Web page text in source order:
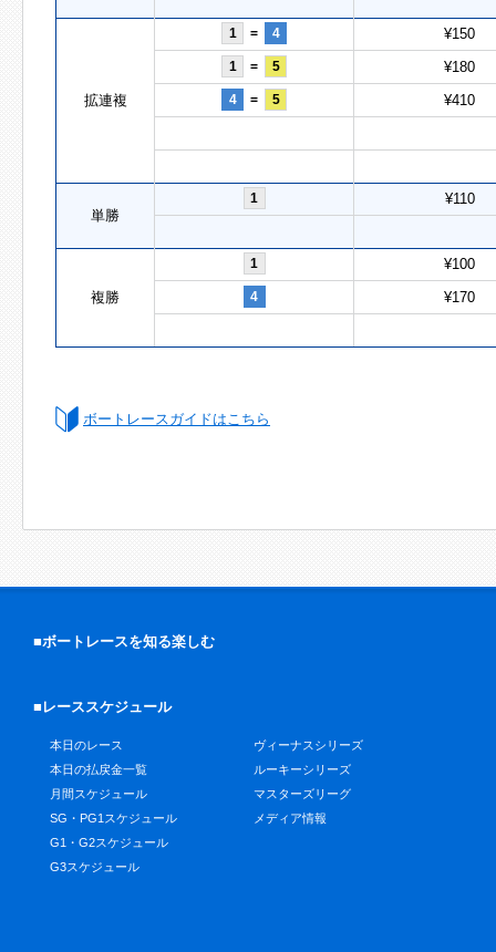
拡連複
1 = 4 ¥150
1 = 5 ¥180
4 = 5 ¥410
単勝
1 ¥110
複勝
1 ¥100
4 ¥170
ボートレースガイドはこちら
■ボートレースを知る楽しむ
■レーススケジュール
本日のレース
本日の払戻金一覧
月間スケジュール
SG・PG1スケジュール
G1・G2スケジュール
G3スケジュール
ヴィーナスシリーズ
ルーキーシリーズ
マスターズリーグ
メディア情報